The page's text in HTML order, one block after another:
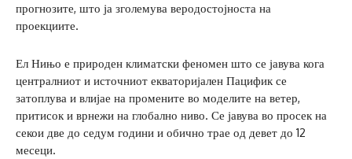
прогнозите, што ја зголемува веродостојноста на
проекциите.
Ел Нињо е природен климатски феномен што се јавува кога
централниот и источниот екваторијален Пацифик се
затоплува и влијае на промените во моделите на ветер,
притисок и врнежи на глобално ниво. Се јавува во просек на
секои две до седум години и обично трае од девет до 12
месеци.